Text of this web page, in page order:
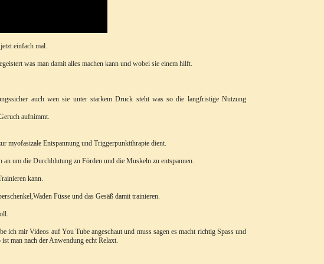
einfach mal.
was man damit alles machen kann und wobei sie einem hilft.
auch wen sie unter starkem Druck steht was so die langfristige Nutzung
aufnimmt.
myofasizale Entspannung und Triggerpunktthrapie dient.
um die Durchblutung zu Förden und die Muskeln zu entspannen.
kann.
Füsse und das Gesäß damit trainieren.
ich mir Videos auf You Tube angeschaut und muss sagen es macht richtig Spass und
man nach der Anwendung echt Relaxt.